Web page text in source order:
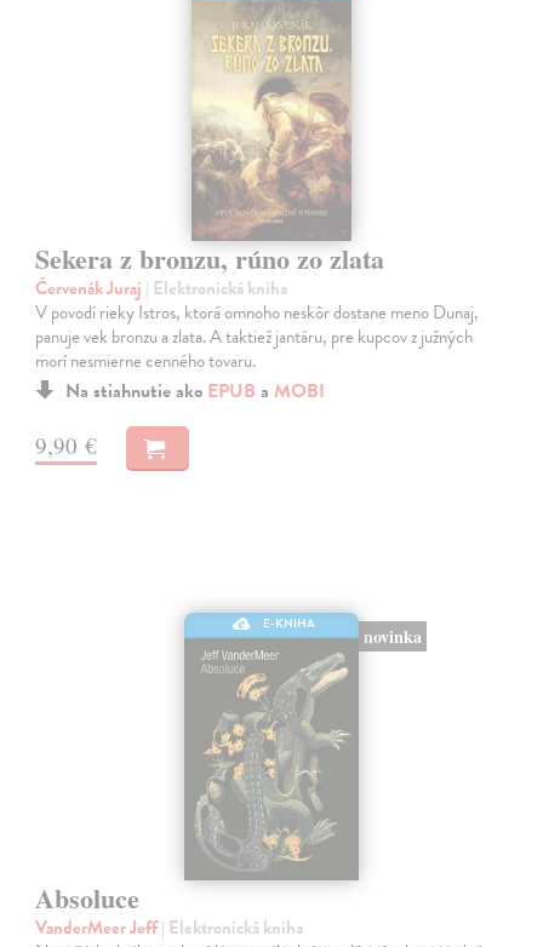
Sekera z bronzu, rúno zo zlata
Červenák Juraj | Elektronická kniha
V povodí rieky Istros, ktorá omnoho neskôr dostane meno Dunaj,
panuje vek bronzu a zlata. A taktiež jantáru, pre kupcov z južných
morí nesmierne cenného tovaru.
Na stiahnutie ako EPUB a MOBI
9,90 €
E-KNIHA
novinka
Absoluce
VanderMeer Jeff| Elektronická kniha